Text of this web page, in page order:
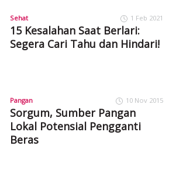
Sehat 1 Feb 2021
15 Kesalahan Saat Berlari:
Segera Cari Tahu dan Hindari!
Pangan 10 Nov 2015
Sorgum, Sumber Pangan
Lokal Potensial Pengganti
Beras